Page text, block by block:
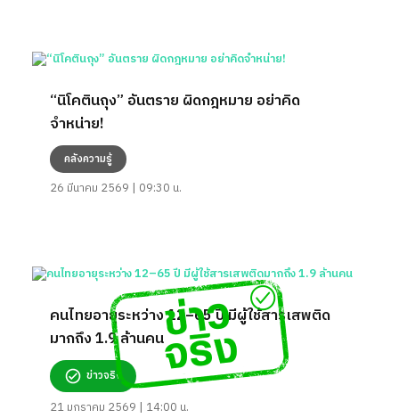
“นิโคตินถุง” อันตราย ผิดกฎหมาย อย่าคิด
จำหน่าย!
คลังความรู้
26 มีนาคม 2569 | 09:30 น.
คนไทยอายุระหว่าง 12–65 ปี มีผู้ใช้สารเสพติด
มากถึง 1.9 ล้านคน
ข่าวจริง
21 มกราคม 2569 | 14:00 น.